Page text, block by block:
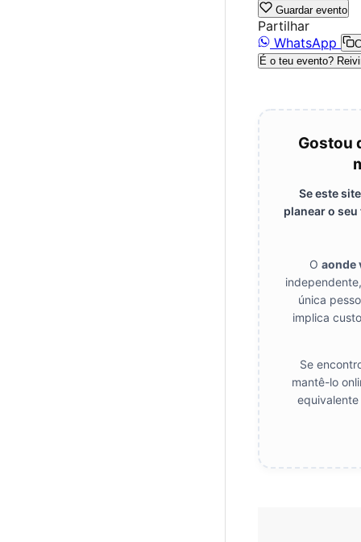
Guardar evento
Partilhar
WhatsApp
É o teu evento?
Gostou
Se este
planear o
O aonde
única
implica
Se
mantê-lo